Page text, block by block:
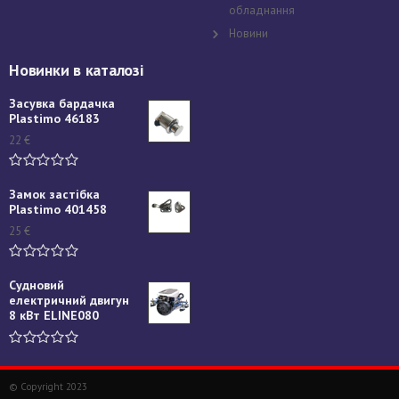
обладнання
Новини
Новинки в каталозі
Засувка бардачка
Plastimo 46183
22 €
Замок застібка
Plastimo 401458
25 €
Судновий
електричний двигун
8 кВт ELINE080
© Copyright 2023